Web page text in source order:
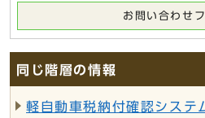
お問い合わせ
同じ階層の情報
軽自動車税納付確認システ